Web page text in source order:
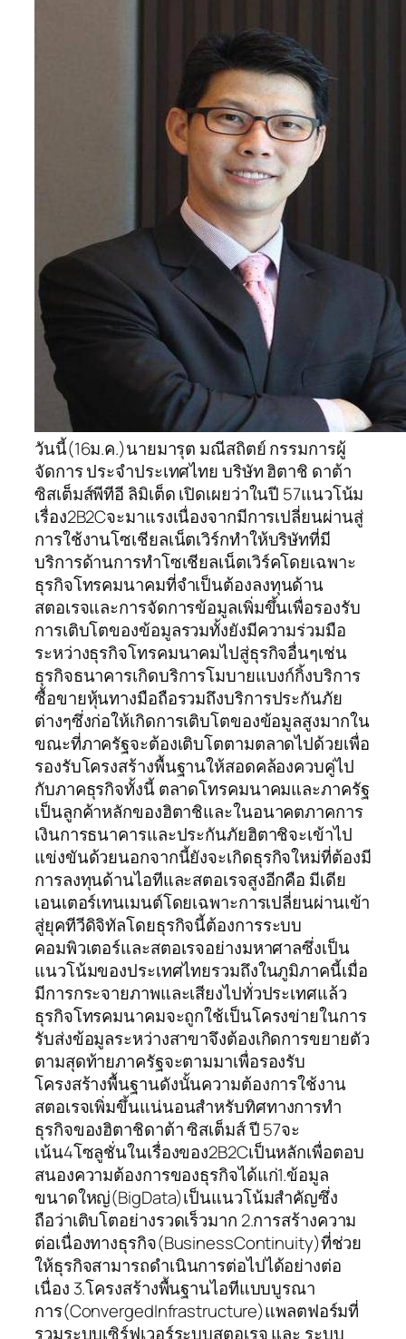
วันนี้(16ม.ค.)นายมารุต มณีสถิตย์ กรรมการผู้
จัดการ ประจำประเทศไทย บริษัท ฮิตาชิ ดาต้า
ซิสเต็มส์พีทีอี ลิมิเต็ด เปิดเผยว่าในปี 57แนวโน้ม
เรื่อง2B2Cจะมาแรงเนื่องจากมีการเปลี่ยนผ่านสู่
การใช้งานโซเชียลเน็ตเวิร์กทำให้บริษัทที่มี
บริการด้านการทำโซเชียลเน็ตเวิร์คโดยเฉพาะ
ธุรกิจโทรคมนาคมที่จำเป็นต้องลงทุนด้าน
สตอเรจและการจัดการข้อมูลเพิ่มขึ้นเพื่อรองรับ
การเติบโตของข้อมูลรวมทั้งยังมีความร่วมมือ
ระหว่างธุรกิจโทรคมนาคมไปสู่ธุรกิจอื่นๆเช่น
ธุรกิจธนาคารเกิดบริการโมบายแบงก์กิ้งบริการ
ซื้อขายหุ้นทางมือถือรวมถึงบริการประกันภัย
ต่างๆซึ่งก่อให้เกิดการเติบโตของข้อมูลสูงมากใน
ขณะที่ภาครัฐจะต้องเติบโตตามตลาดไปด้วยเพื่อ
รองรับโครงสร้างพื้นฐานให้สอดคล้องควบคู่ไป
กับภาคธุรกิจทั้งนี้ ตลาดโทรคมนาคมและภาครัฐ
เป็นลูกค้าหลักของฮิตาชิและในอนาคตภาคการ
เงินการธนาคารและประกันภัยฮิตาชิจะเข้าไป
แข่งขันด้วยนอกจากนี้ยังจะเกิดธุรกิจใหม่ที่ต้องมี
การลงทุนด้านไอทีและสตอเรจสูงอีกคือ มีเดีย
เอนเตอร์เทนเมนต์โดยเฉพาะการเปลี่ยนผ่านเข้า
สู่ยุคทีวีดิจิทัลโดยธุรกิจนี้ต้องการระบบ
คอมพิวเตอร์และสตอเรจอย่างมหาศาลซึ่งเป็น
แนวโน้มของประเทศไทยรวมถึงในภูมิภาคนี้เมื่อ
มีการกระจายภาพและเสียงไปทั่วประเทศแล้ว
ธุรกิจโทรคมนาคมจะถูกใช้เป็นโครงข่ายในการ
รับส่งข้อมูลระหว่างสาขาจึงต้องเกิดการขยายตัว
ตามสุดท้ายภาครัฐจะตามมาเพื่อรองรับ
โครงสร้างพื้นฐานดังนั้นความต้องการใช้งาน
สตอเรจเพิ่มขึ้นแน่นอนสำหรับทิศทางการทำ
ธุรกิจของฮิตาชิดาต้า ซิสเต็มส์ ปี 57จะ
เน้น4โซลูชั่นในเรื่องของ2B2Cเป็นหลักเพื่อตอบ
สนองความต้องการของธุรกิจได้แก่1.ข้อมูล
ขนาดใหญ่(BigData)เป็นแนวโน้มสำคัญซึ่ง
ถือว่าเติบโตอย่างรวดเร็วมาก 2.การสร้างความ
ต่อเนื่องทางธุรกิจ(BusinessContinuity)ที่ช่วย
ให้ธุรกิจสามารถดำเนินการต่อไปได้อย่างต่อ
เนื่อง 3.โครงสร้างพื้นฐานไอทีแบบบูรณา
การ(ConvergedInfrastructure)แพลตฟอร์มที่
รวมระบบเซิร์ฟเวอร์ระบบสตอเรจ และ ระบบ